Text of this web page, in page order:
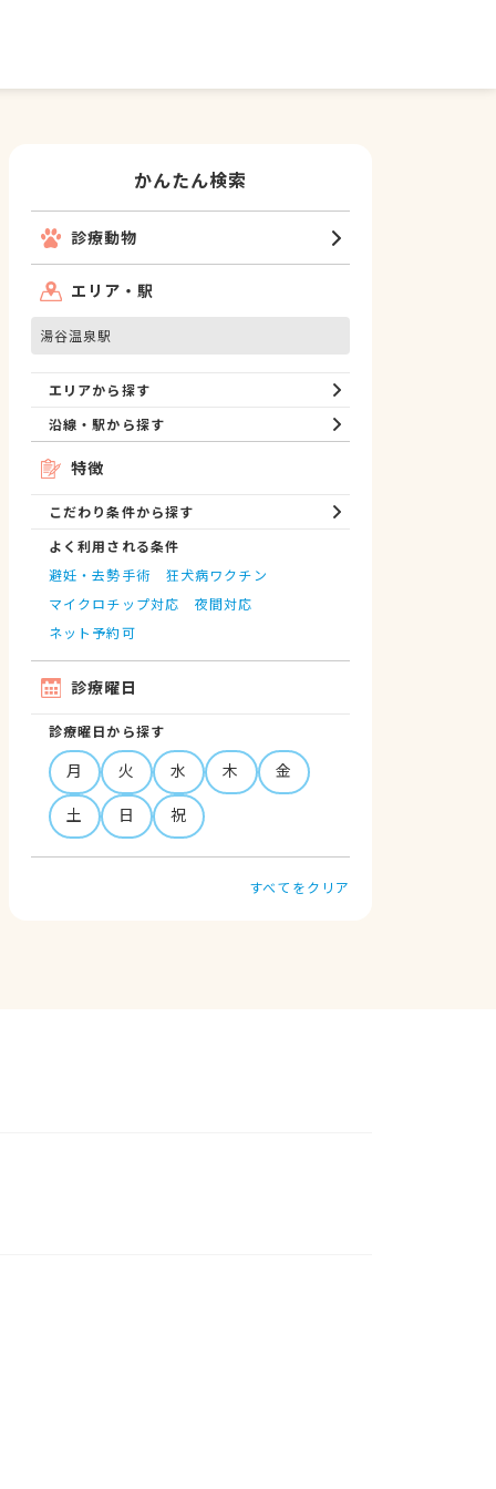
かんたん検索
診療動物
エリア・駅
湯谷温泉駅
エリアから探す
沿線・駅から探す
特徴
こだわり条件から探す
よく利用される条件
避妊・去勢手術
狂犬病ワクチン
マイクロチップ対応
夜間対応
ネット予約可
診療曜日
診療曜日から探す
月 火 水 木
金
土
日 祝
すべてをクリア